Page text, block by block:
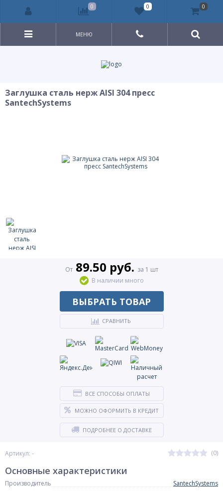
МЕНЮ
Заглушка сталь нерж AISI 304 пресс
SantechSystems
Артикул: - (0)
От89.50 руб. за 1 шт
В наличии много
ВЫБРАТЬ ТОВАР
СРАВНИТЬ
ВСЕ СПОСОБЫ ОПЛАТЫ
МОЖНО ОФОРМИТЬ В КРЕДИТ
ПОДРОБНЕЕ О ДОСТАВКЕ
Основные характеристики
Производитель SantechSystems
0 0 0